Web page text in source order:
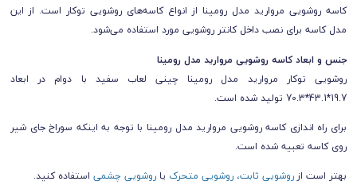
کاسه روشویی مروارید مدل رومینا از انواع کاسه‌های روشویی توکار است. از این
مدل کاسه برای نصب داخل کانتر روشویی مورد استفاده می‌شود.
جنس و ابعاد کاسه روشویی مروارید مدل رومینا
روشویی توکار مروارید مدل رومینا چینی لعاب سفید با دوام در ابعاد
19.7*43.1*70.3 تولید شده است.
برای راه اندازی کاسه روشویی مروارید مدل رومینا با توجه به اینکه سوراخ جای شیر
روی کاسه تعبیه شده است.
بهتر است از روشویی ثابت، روشویی متحرک یا روشویی چشمیاستفاده کنید.